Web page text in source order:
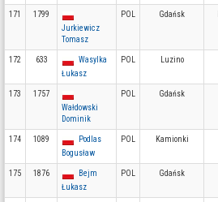
171
1799
Jurkiewicz
Tomasz
POL Gdańsk
172 633
Wasylka
Łukasz
POL Luzino
173
1757
Wałdowski
Dominik
POL Gdańsk
174 1089
Podlas
Bogusław
POL Kamionki
175 1876
Bejm
Łukasz
POL Gdańsk